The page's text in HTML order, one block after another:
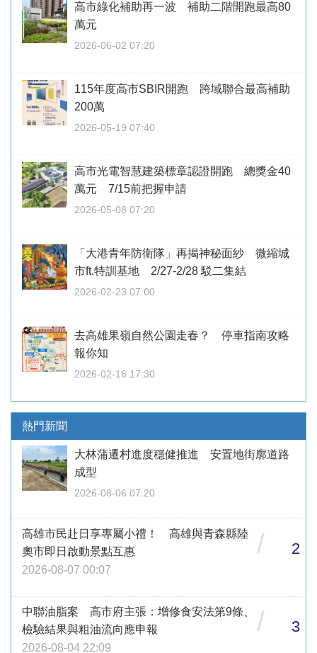
高市綠化補助再一波 補助二階開跑最高80
萬元
2026-06-02 07:20
115年度高市SBIR開跑 跨域聯合最高補助
200萬
2026-05-19 07:40
高市光電智慧建築標章認證開跑 總獎金40
萬元 7/15前把握申請
2026-05-08 07:20
「大港青年防衛隊」再揭神秘面紗 微縮城
市ft.特訓基地 2/27-2/28 駁二集結
2026-02-23 07:00
去高雄果嶺自然公園走春？ 停車指南攻略
報你知
2026-02-16 17:30
熱門新聞
大林蒲遷村進度穩健推進 安置地街廓道路
成型
2026-08-06 07:20
高雄市民赴日享專屬小禮！ 高雄與青森縣陸
奧市即日啟動景點互惠
2026-08-07 00:07
/ 2
中聯油脂案 高市府主張：增修食安法第9條、
檢驗結果與粗油流向應申報
2026-08-04 22:09
/ 3